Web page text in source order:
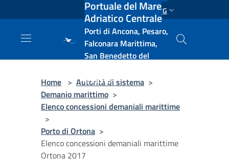
Salta al contenuto principale ENG
Portuale del Mare
Adriatico Centrale
Porti di Ancona, Pesaro,
Falconara Marittima,
San Benedetto del
e Vasto
Home > Autorità di sistema >
Demanio marittimo >
Elenco concessioni demaniali marittime
>
Porto di Ortona >
Elenco concessioni demaniali marittime
Ortona 2017